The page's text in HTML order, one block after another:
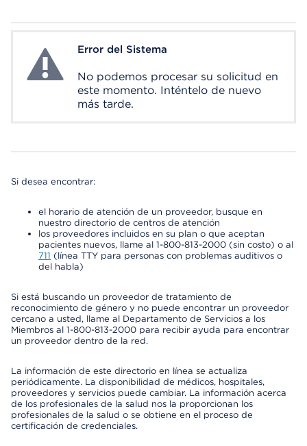
System ErrorError del Sistema
No podemos procesar su solicitud en
este momento. Inténtelo de nuevo
más tarde.
Si desea encontrar:
el horario de atención de un proveedor, busque en
nuestro directorio de centros de atención
los proveedores incluidos en su plan o que aceptan
pacientes nuevos, llame al 1-800-813-2000 (sin costo) o al
711 (línea TTY para personas con problemas auditivos o
del habla)
Si está buscando un proveedor de tratamiento de
reconocimiento de género y no puede encontrar un proveedor
cercano a usted, llame al Departamento de Servicios a los
Miembros al 1-800-813-2000 para recibir ayuda para encontrar
un proveedor dentro de la red.
La información de este directorio en línea se actualiza
periódicamente. La disponibilidad de médicos, hospitales,
proveedores y servicios puede cambiar. La información acerca
de los profesionales de la salud nos la proporcionan los
profesionales de la salud o se obtiene en el proceso de
certificación de credenciales.